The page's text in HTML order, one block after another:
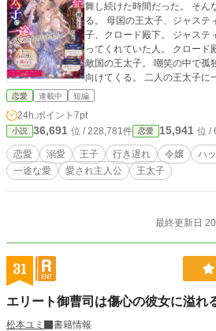
舞し続けた時間だった。 そんな私を、見ていてくれた人がい
る。 母国の王太子、ジャスティン殿下。 そして隣国の王太
子、クロード殿下。 ジャスティン殿下は学生時代から私を想
ってくれていた人。 クロード
敵国の王太子。 嘲笑の中で孤独だった私に、 まっすぐな愛を
向けてくる。 二人の王太子に一途に求められる物語。 ※AI使
用：表紙作成、誤字脱字チェ
す。 第２話書かせて頂きました。 リソースが無いので
になりますが 細々と続けさせ
恋愛 連載中 短編
24h.ポイント 7pt
小説 36,691 位 / 228,781件 恋愛 15,941 位 /
恋愛 溺愛 王子 行き遅れ 令嬢 ハ
一途な愛
愛され主人公 王太子
最終更新日
31
エリート御曹司は傷心の彼女に溢れ
松本ユミ
書籍情報